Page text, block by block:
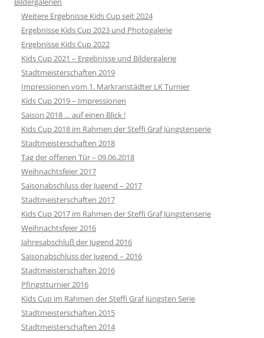
Weitere Ergebnisse Kids Cup seit 2024
Ergebnisse Kids Cup 2023 und Photogalerie
Ergebnisse Kids Cup 2022
Kids Cup 2021 – Ergebnisse und Bildergalerie
Stadtmeisterschaften 2019
Impressionen vom 1. Markranstädter LK Turnier
Kids Cup 2019 – Impressionen
Saison 2018 … auf einen Blick !
Kids Cup 2018 im Rahmen der Steffi Graf Jüngstenserie
Stadtmeisterschaften 2018
Tag der offenen Tür – 09.06.2018
Weihnachtsfeier 2017
Saisonabschluss der Jugend – 2017
Stadtmeisterschaften 2017
Kids Cup 2017 im Rahmen der Steffi Graf Jüngstenserie
Weihnachtsfeier 2016
Jahresabschluß der Jugend 2016
Saisonabschluss der Jugend – 2016
Stadtmeisterschaften 2016
Pfingstturnier 2016
Kids Cup im Rahmen der Steffi Graf Jüngsten Serie
Stadtmeisterschaften 2015
Stadtmeisterschaften 2014